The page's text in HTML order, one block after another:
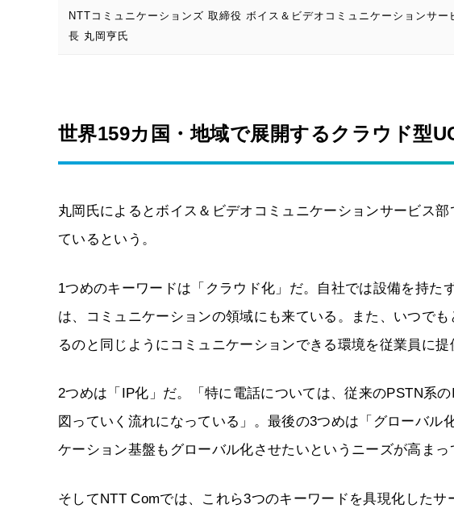
NTTコミュニケーションズ 取締役 ボイス＆ビデオコミュニケーションサー
長 丸岡亨氏
世界159カ国・地域で展開するクラウド型
丸岡氏によるとボイス＆ビデオコミュニケーションサービス
ているという。
1つめのキーワードは「クラウド化」だ。自社では設備を持た
は、コミュニケーションの領域にも来ている。また、いつで
るのと同じようにコミュニケーションできる環境を従業員に提
2つめは「IP化」だ。「特に電話については、従来のPSTN系
図っていく流れになっている」。最後の3つめは「グローバル
ケーション基盤もグローバル化させたいというニーズが高まっ
そしてNTT Comでは、これら3つのキーワードを具現化したサ